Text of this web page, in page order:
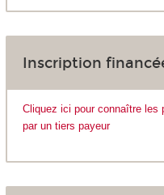
Inscription
Cliquez ici pour connaître les
par un tiers payeur